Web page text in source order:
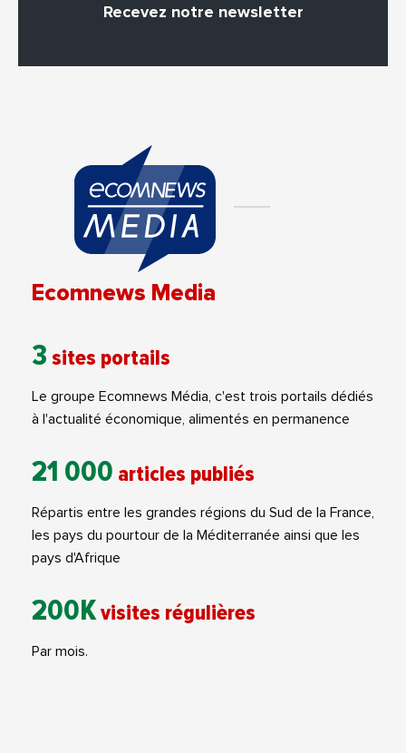
Recevez notre newsletter
Ecomnews Media
3 sites portails
Le groupe Ecomnews Média, c'est trois portails dédiés
à l'actualité économique, alimentés en permanence
21 000 articles publiés
Répartis entre les grandes régions du Sud de la France,
les pays du pourtour de la Méditerranée ainsi que les
pays d'Afrique
200Kvisites régulières
Par mois.